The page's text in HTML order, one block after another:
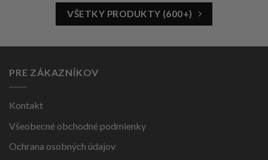
VŠETKY PRODUKTY (600+)
PRE ZÁKAZNÍKOV
Kontakt
Všeobecné obchodné podmienky
Ochrana osobných údajov